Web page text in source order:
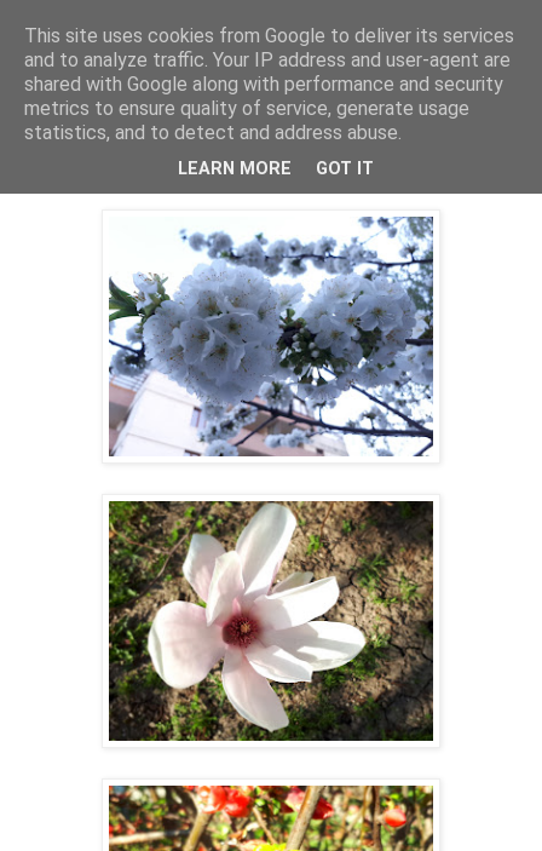
Cealalta realitate
miercuri, aprilie 11, 2018
Explozii - Miercurea fără cuvinte
This site uses cookies from Google to deliver its services
and to analyze traffic. Your IP address and user-agent are
shared with Google along with performance and security
metrics to ensure quality of service, generate usage
statistics, and to detect and address abuse.
LEARN MORE GOT IT